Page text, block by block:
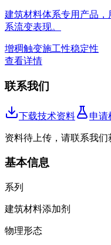
建筑材料体系专用产品
系流变表现。
增稠触变施工性稳定性
查看详情
联系我们
下载技术资料 申请
资料待上传，请联系我们
基本信息
系列
建筑材料添加剂
物理形态